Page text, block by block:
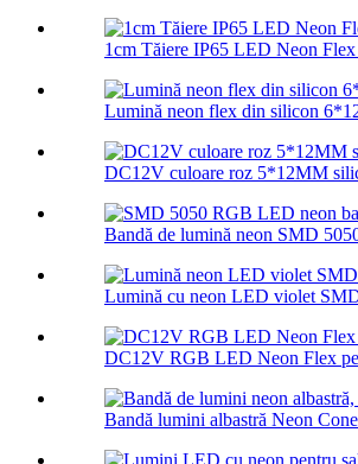
1cm Tăiere IP65 LED Neon
Lumină neon flex din silicon
DC12V culoare roz 5*12MM
Bandă de lumină neon SMD
Lumină cu neon LED violet
DC12V RGB LED Neon Flex
Bandă lumini albastră Neon